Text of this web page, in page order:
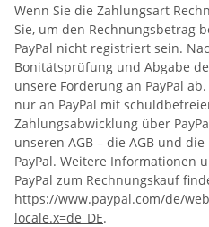
Wenn Sie die Zahlungsart
Sie, um den Rechnungsbetrag
PayPal nicht registriert sein.
Bonitätsprüfung und Abgabe
unsere Forderung an PayPal
nur an PayPal mit
Zahlungsabwicklung über
unseren AGB – die AGB und
PayPal. Weitere Informationen
PayPal zum Rechnungskauf
https://www.paypal.com/de/
locale.x=de_DE.